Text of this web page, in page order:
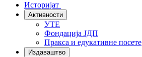
Историјат
Активности
УТЕ
Фондација ЈДП
Пракса и едукативне посете
Издаваштво